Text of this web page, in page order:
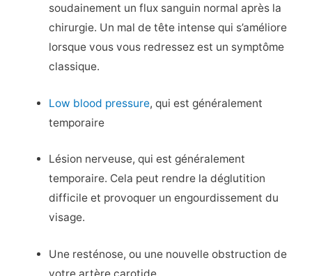
soudainement un flux sanguin normal après la
chirurgie. Un mal de tête intense qui s’améliore
lorsque vous vous redressez est un symptôme
classique.
Low blood pressure, qui est généralement
temporaire
Lésion nerveuse, qui est généralement
temporaire. Cela peut rendre la déglutition
difficile et provoquer un engourdissement du
visage.
Une resténose, ou une nouvelle obstruction de